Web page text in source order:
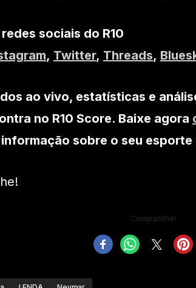
sociais do R10
, Twitter, Threads,
ao vivo, estatísticas e
no R10 Score. Baixe agora
informação sobre o seu
Compartilhe!